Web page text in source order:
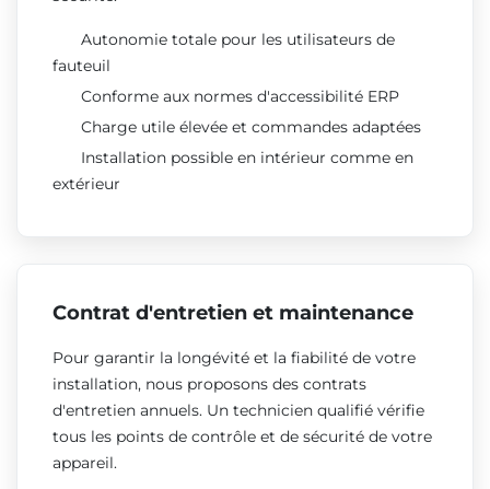
Autonomie totale pour les utilisateurs de
fauteuil
Conforme aux normes d'accessibilité ERP
Charge utile élevée et commandes adaptées
Installation possible en intérieur comme en
extérieur
Contrat d'entretien et maintenance
Pour garantir la longévité et la fiabilité de votre
installation, nous proposons des contrats
d'entretien annuels. Un technicien qualifié vérifie
tous les points de contrôle et de sécurité de votre
appareil.